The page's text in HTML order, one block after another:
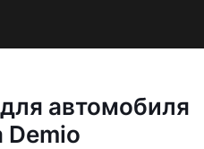
автомобиля
Demio